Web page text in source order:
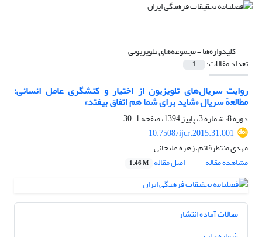
کلیدواژه‌ها =مجموعه‌های تلویزیونی
تعداد مقالات: 1
روایت سریال‌های تلویزیون از اختیار و کنشگری عامل انسانی:
مطالعة سریال «شاید برای شما هم اتفاق بیفتد»
دوره 8، شماره 3، پاییز 1394، صفحه
1-30
10.7508/ijcr.2015.31.001
مهدی منتظرقائم، زهره علیخانی
مشاهده مقاله
اصل مقاله 1.46 M
مقالات آماده انتشار